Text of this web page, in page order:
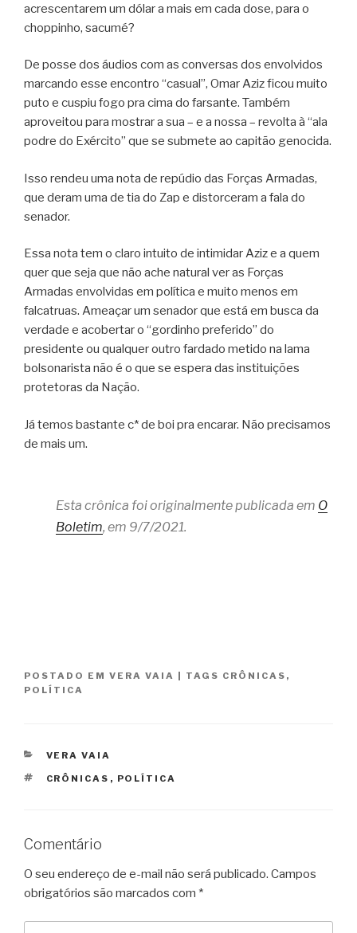
acrescentarem um dólar a mais em cada dose, para o
choppinho, sacumé?
De posse dos áudios com as conversas dos envolvidos
marcando esse encontro “casual”, Omar Aziz ficou muito
puto e cuspiu fogo pra cima do farsante. Também
aproveitou para mostrar a sua – e a nossa – revolta à “ala
podre do Exército” que se submete ao capitão genocida.
Isso rendeu uma nota de repúdio das Forças Armadas,
que deram uma de tia do Zap e distorceram a fala do
senador.
Essa nota tem o claro intuito de intimidar Aziz e a quem
quer que seja que não ache natural ver as Forças
Armadas envolvidas em política e muito menos em
falcatruas. Ameaçar um senador que está em busca da
verdade e acobertar o “gordinho preferido” do
presidente ou qualquer outro fardado metido na lama
bolsonarista não é o que se espera das instituições
protetoras da Nação.
Já temos bastante c* de boi pra encarar. Não precisamos
de mais um.
Esta crônica foi originalmente publicada em O
Boletim, em 9/7/2021.
POSTADO EM VERA VAIA | TAGS CRÔNICAS ,
POLÍTICA
CATEGORIAS
VERA VAIA
TAGS
CRÔNICAS , POLÍTICA
Comentário
O seu endereço de e-mail não será publicado. Campos
obrigatórios são marcados com *